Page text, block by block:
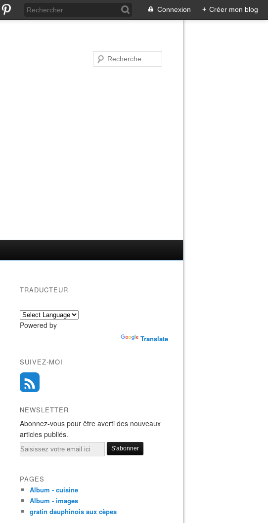
Connexion + Créer mon blog
TRADUCTEUR
Powered by
Translate
SUIVEZ-MOI
NEWSLETTER
Abonnez-vous pour être averti des nouveaux
articles publiés.
Email
PAGES
Album - cuisine
Album - images
gratin dauphinois aux cèpes